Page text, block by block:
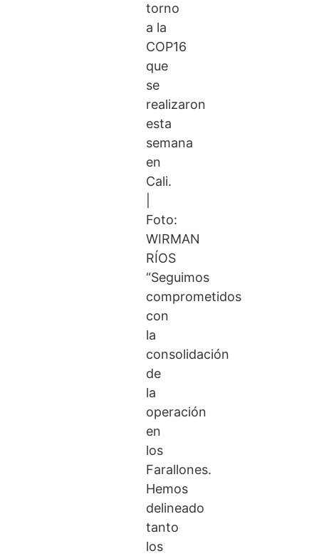
torno
a la
COP16
que
se
realizaron
esta
semana
en
Cali.
Foto:
WIRMAN
RÍOS
“Seguimos
comprometidos
con
la
consolidación
de
la
operación
en
los
Farallones.
Hemos
delineado
tanto
los